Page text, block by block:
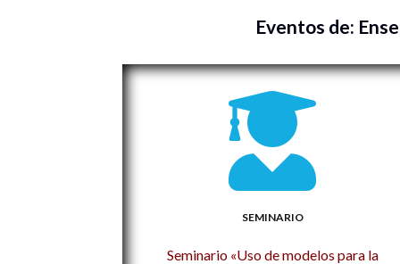
Directorio
Fundadores
Comité Editorial
Boletín
Eventos de:
SEMINARIO
Seminario «Uso de modelos para la